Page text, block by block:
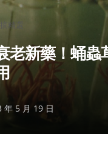
精選
老新藥！蛹蟲
年 5 月 19 日